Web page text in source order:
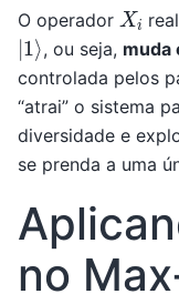
O operador Xi
|1 ⟩ , ou seja, muda
controlada pelos
“atrai” o sistema
diversidade e
se prenda a uma
no